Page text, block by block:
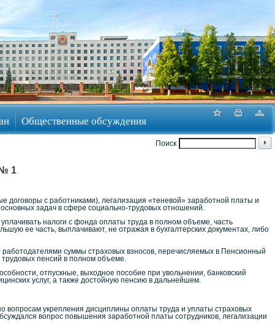
Общественные обсуждения
Поиск
1
с работниками), легализация «теневой» заработной платы и
задач в сфере социально-трудовых отношений.
налоги с фонда оплаты труда в полном объеме, часть
ее часть, выплачивают, не отражая в бухгалтерских документах, либо
суммы страховых взносов, перечисляемых в Пенсионный
пенсий в полном объеме.
отпускные, выходное пособие при увольнении, банковский
услуг, а также достойную пенсию в дальнейшем.
вопросам укрепления дисциплины оплаты труда и уплаты страховых
вопрос повышения заработной платы сотрудников, легализации